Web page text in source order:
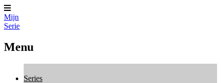
Mijn
Serie
Menu
Series